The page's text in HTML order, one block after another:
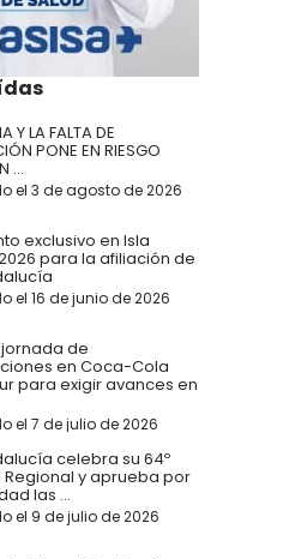
Y LA FALTA DE
PONE EN RIESGO
...
el 3 de agosto de 2026
exclusivo en Isla
para la afiliación de
el 16 de junio de 2026
de
en Coca-Cola
para exigir avances en
el 7 de julio de 2026
celebra su 64º
Regional y aprueba por
las ...
el 9 de julio de 2026